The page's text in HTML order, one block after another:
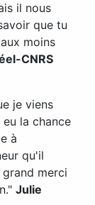
il nous
que tu
moins
CNRS
je viens
la chance
à
qu'il
merci
Julie